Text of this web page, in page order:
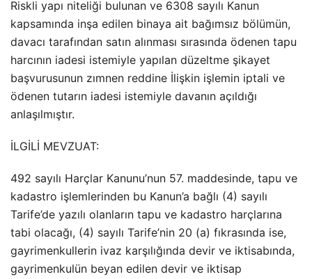
Riskli yapı niteliği bulunan ve 6308 sayılı Kanun
kapsamında inşa edilen binaya ait bağımsız bölümün,
davacı tarafından satın alınması sırasında ödenen tapu
harcının iadesi istemiyle yapılan düzeltme şikayet
başvurusunun zımnen reddine İlişkin işlemin iptali ve
ödenen tutarın iadesi istemiyle davanın açıldığı
anlaşılmıştır.
İLGİLİ MEVZUAT:
492 sayılı Harçlar Kanunu’nun 57. maddesinde, tapu ve
kadastro işlemlerinden bu Kanun’a bağlı (4) sayılı
Tarife’de yazılı olanların tapu ve kadastro harçlarına
tabi olacağı, (4) sayılı Tarife’nin 20 (a) fıkrasında ise,
gayrimenkullerin ivaz karşılığında devir ve iktisabında,
gayrimenkulün beyan edilen devir ve iktisap